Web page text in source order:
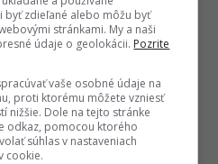
byť zdieľané alebo môžu byť
stránkami. My a naši
údaje o geolokácii. Pozrite
vaše osobné údaje na
proti ktorému môžete vzniesť
nižšie. Dole na tejto stránke
odkaz, pomocou ktorého
súhlas v nastaveniach
cookie.